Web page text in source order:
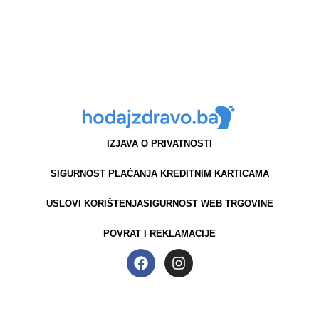
IZJAVA O PRIVATNOSTI
SIGURNOST PLAĆANJA KREDITNIM KARTICAMA
USLOVI KORIŠTENJASIGURNOST WEB TRGOVINE
POVRAT I REKLAMACIJE